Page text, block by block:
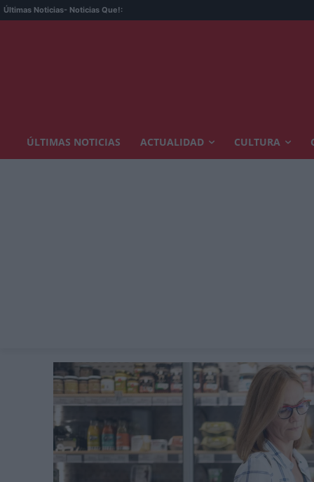
Últimas Noticias- Noticias Que!:
ÚLTIMAS NOTICIAS ACTUALIDAD CULTURA